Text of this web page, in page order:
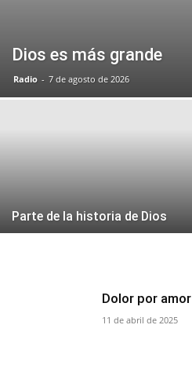
Dios es más grande
Radio - 7 de agosto de 2026
Parte de la historia de Dios
Dolor por amor
11 de abril de 2025